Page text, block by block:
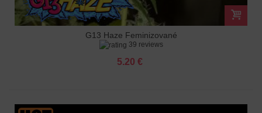
G13 Haze Feminizované
39 reviews
5.20 €